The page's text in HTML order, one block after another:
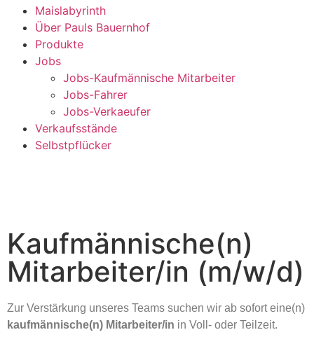
Maislabyrinth
Über Pauls Bauernhof
Produkte
Jobs
Jobs-Kaufmännische Mitarbeiter
Jobs-Fahrer
Jobs-Verkaeufer
Verkaufsstände
Selbstpflücker
Kaufmännische(n)
Mitarbeiter/in (m/w/d)
Zur Verstärkung unseres Teams suchen wir ab sofort eine(n)
kaufmännische(n) Mitarbeiter/in in Voll- oder Teilzeit.